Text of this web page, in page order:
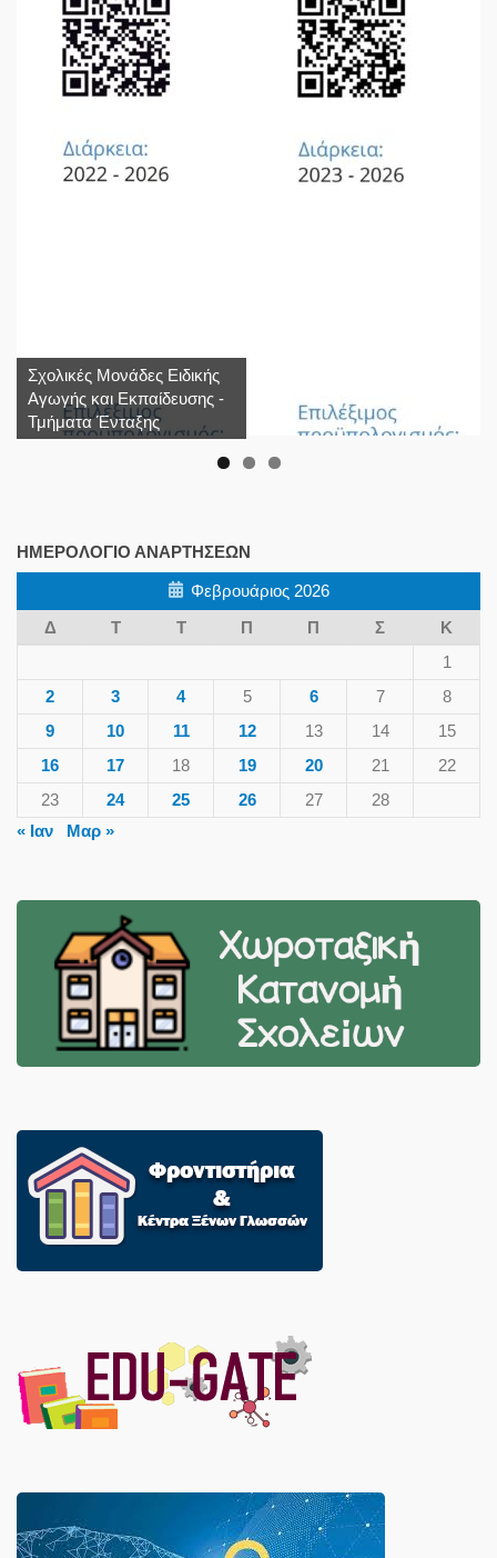
Σχολικές Μονάδες Ειδικής
Αγωγής και Εκπαίδευσης -
Τμήματα Ένταξης
ΗΜΕΡΟΛΌΓΙΟ ΑΝΑΡΤΉΣΕΩΝ
Φεβρουάριος 2026
Δ
Τ Τ Π Π Σ
Κ
1
2
3 4 5 6 7
8
9
10 11 12 13 14
15
16
17 18 19 20 21
22
23
24 25 26 27
28
« Ιαν
Μαρ »